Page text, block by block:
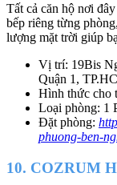
Tất cả căn hộ nơi
bếp riêng từng
lượng mặt trời giúp
Vị trí: 19Bis
Quận 1,
Hình thức cho
Loại phòng: 1
Đặt phòng:
phuong-ben-
10. COZRUM